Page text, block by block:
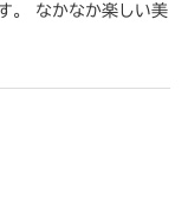
。 なかなか楽しい美